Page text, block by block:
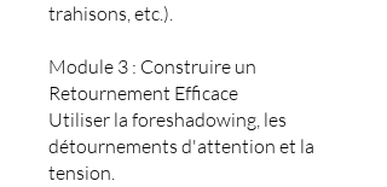
trahisons, etc.).
Module 3 : Construire un
Retournement Efficace
Utiliser la foreshadowing, les
détournements d'attention et la
tension.